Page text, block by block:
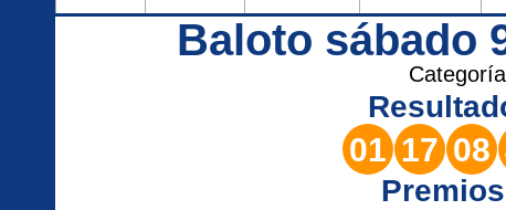
Baloto sábado
01 17 08